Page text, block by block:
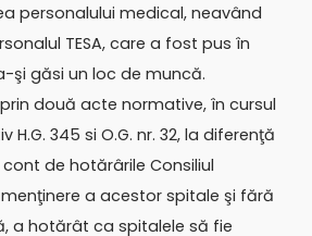
personalului medical, neavând
TESA, care a fost pus în
şi găsi un loc de muncă.
două acte normative, în cursul
H.G. 345 si O.G. nr. 32, la diferenţă
de hotărârile Consiliul
a acestor spitale şi fără
a hotărât ca spitalele să fie